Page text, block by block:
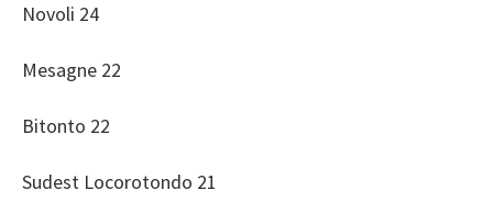
Novoli 24
Mesagne 22
Bitonto 22
Sudest Locorotondo 21